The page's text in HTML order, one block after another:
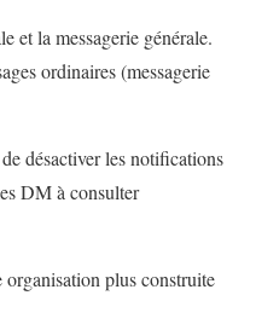
et la messagerie générale.
ordinaires (messagerie
désactiver les notifications
DM à consulter
plus construite